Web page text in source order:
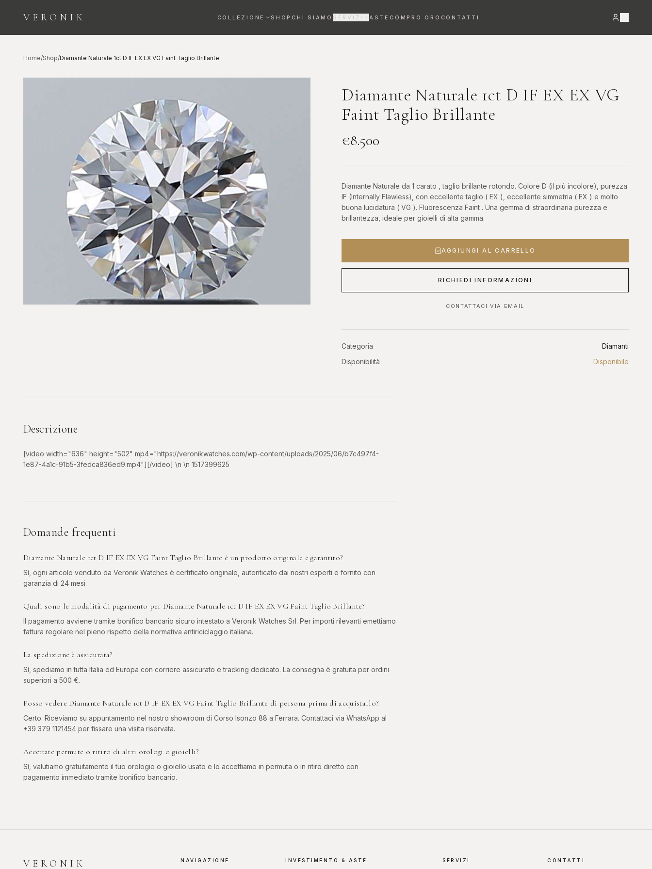
VERONIK COLLEZIONE SHOP CHI SIAMO SERVIZI
REVISIONE OROLOGI
Maestri orologiai certificati
DIAMANTI DA INVESTIMENTO
ASTE COMPRO ORO CONTATTI
COLLEZIONE
SEGNATEMPO
Diamanti
INVESTIMENTO E
BELLEZZA
Anelli
ELEGANZA SENZA
TEMPO
Bracciali Orecchini
INVESTIMENTO & ASTE
DIAMANTI DA
INVESTIMENTO
Pietre certificate GIA / IGI
ROLEX DA
INVESTIMENTO
Daytona, Submariner, GMT Patek, AP, Vacheron, Richard Mille
ASTE OROLOGI ONLINE
Phillips, Sotheby's, Antiquorum
Home/Shop/Diamante Naturale 1ct D IF EX EX VG Faint Taglio Brillante
Diamante Naturale 1ct D IF EX EX VG
Faint Taglio Brillante
€8.500
Diamante Naturale da 1 carato , taglio brillante rotondo. Colore D (il più incolore), purezza
IF (Internally Flawless), con eccellente taglio ( EX ), eccellente simmetria ( EX ) e molto
buona lucidatura ( VG ). Fluorescenza Faint . Una gemma di straordinaria purezza e
brillantezza, ideale per gioielli di alta gamma.
AGGIUNGI AL CARRELLO
RICHIEDI INFORMAZIONI
CONTATTACI VIA EMAIL
Categoria
Diamanti
Disponibilità
Disponibile
Descrizione
[video width="636" height="502" mp4="https://veronikwatches.com/wp-content/uploads/2025/06/b7c497f4-
1e87-4a1c-91b5-3fedca836ed9.mp4"][/video] \n \n 1517399625
Domande frequenti
Diamante Naturale 1ct D IF EX EX VG Faint Taglio Brillante è un prodotto originale e garantito?
Sì, ogni articolo venduto da Veronik Watches è certificato originale, autenticato dai nostri esperti e fornito con
garanzia di 24 mesi.
Quali sono le modalità di pagamento per Diamante Naturale 1ct D IF EX EX VG Faint Taglio Brillante?
Il pagamento avviene tramite bonifico bancario sicuro intestato a Veronik Watches Srl. Per importi rilevanti emettiamo
fattura regolare nel pieno rispetto della normativa antiriciclaggio italiana.
La spedizione è assicurata?
Sì, spediamo in tutta Italia ed Europa con corriere assicurato e tracking dedicato. La consegna è gratuita per ordini
superiori a 500 €.
Posso vedere Diamante Naturale 1ct D IF EX EX VG Faint Taglio Brillante di persona prima di acquistarlo?
Certo. Riceviamo su appuntamento nel nostro showroom di Corso Isonzo 88 a Ferrara. Contattaci via WhatsApp al
+39 379 1121454 per fissare una visita riservata.
Accettate permute o ritiro di altri orologi o gioielli?
Sì, valutiamo gratuitamente il tuo orologio o gioiello usato e lo accettiamo in permuta o in ritiro diretto con
pagamento immediato tramite bonifico bancario.
VERONIK NAVIGAZIONE INVESTIMENTO & ASTE SERVIZI CONTATTI